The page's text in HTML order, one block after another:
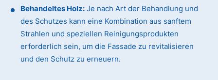
Behandeltes Holz: Je nach Art der Behandlung und
des Schutzes kann eine Kombination aus sanftem
Strahlen und speziellen Reinigungsprodukten
erforderlich sein, um die Fassade zu revitalisieren
und den Schutz zu erneuern.